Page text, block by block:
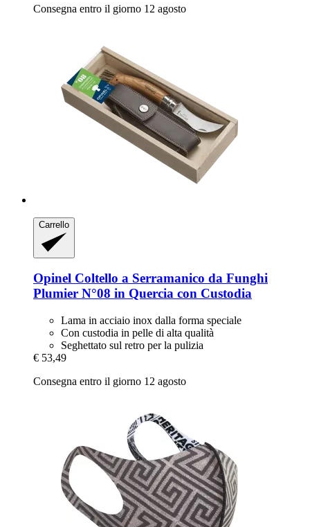
Consegna entro il giorno 12 agosto
Carrello
Opinel Coltello a Serramanico da Funghi
Plumier N°08 in Quercia con Custodia
Lama in acciaio inox dalla forma speciale
Con custodia in pelle di alta qualità
Seghettato sul retro per la pulizia
€ 53,49
Consegna entro il giorno 12 agosto